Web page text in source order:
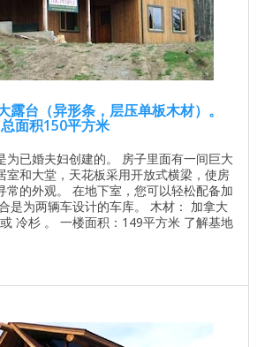
露台（异形条，层压单板木材）。
面积150平方米
为已婚夫妇创建的。 房子里面有一间巨大
室和大堂，天花板采用开放式横梁，使房
常的外观。 在地下室，您可以轻松配备加
是为两辆车设计的车库。 木材： 加拿大
冷杉 。 一楼面积：149平方米 了解基地
格 所有建筑工程在建房和修理房屋 - 找
墙壁材料最佳住宅项目 加拿大房屋的平
拿大木屋的制造更多 加拿大木屋外部画